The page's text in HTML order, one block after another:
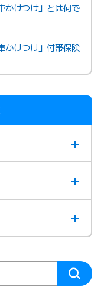
かけつけ」とは何で
かけつけ」付帯保険